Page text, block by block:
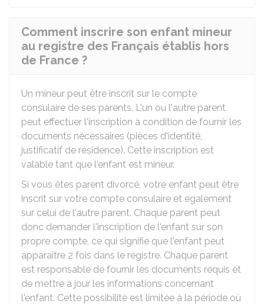
Comment inscrire son enfant mineur
au registre des Français établis hors
de France ?
Un mineur peut être inscrit sur le compte
consulaire de ses parents. L'un ou l'autre parent
peut effectuer l'inscription à condition de fournir les
documents nécessaires (pièces d'identité,
justificatif de résidence). Cette inscription est
valable tant que l'enfant est mineur.
Si vous êtes parent divorcé, votre enfant peut être
inscrit sur votre compte consulaire et également
sur celui de l'autre parent. Chaque parent peut
donc demander l'inscription de l'enfant sur son
propre compte, ce qui signifie que l'enfant peut
apparaître 2 fois dans le registre. Chaque parent
est responsable de fournir les documents requis et
de mettre à jour les informations concernant
l'enfant. Cette possibilité est limitée à la période où